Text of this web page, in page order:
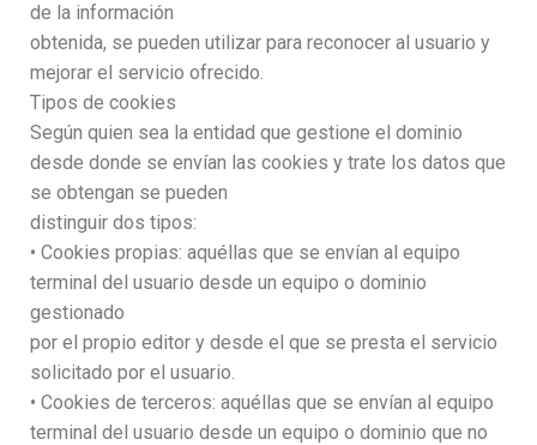
de la información
obtenida, se pueden utilizar para reconocer al usuario y
mejorar el servicio ofrecido.
Tipos de cookies
Según quien sea la entidad que gestione el dominio
desde donde se envían las cookies y trate los datos que
se obtengan se pueden
distinguir dos tipos:
• Cookies propias: aquéllas que se envían al equipo
terminal del usuario desde un equipo o dominio
gestionado
por el propio editor y desde el que se presta el servicio
solicitado por el usuario.
• Cookies de terceros: aquéllas que se envían al equipo
terminal del usuario desde un equipo o dominio que no